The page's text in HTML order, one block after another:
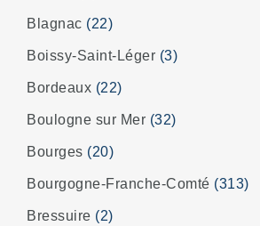
Blagnac (22)
Boissy-Saint-Léger (3)
Bordeaux (22)
Boulogne sur Mer (32)
Bourges (20)
Bourgogne-Franche-Comté (313)
Bressuire (2)